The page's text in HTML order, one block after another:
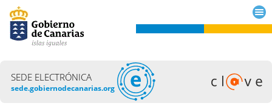
SEDE ELECTRÓNICA
sede.gobiernodecanarias.org